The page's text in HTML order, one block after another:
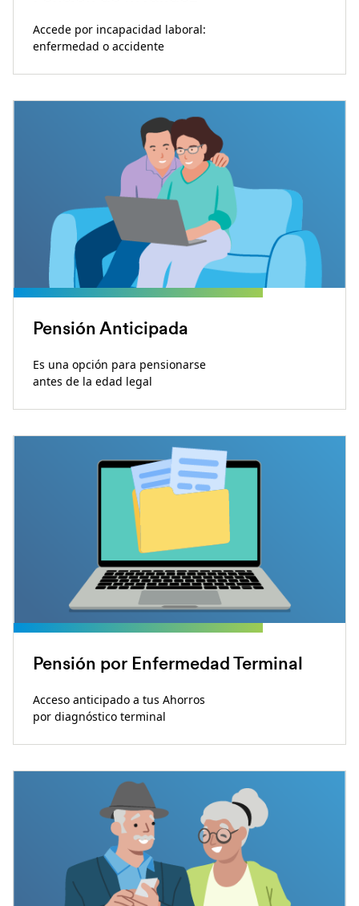
Accede por incapacidad laboral:
enfermedad o accidente
Pensión Anticipada
Es una opción para pensionarse
antes de la edad legal
Pensión por Enfermedad Terminal
Acceso anticipado a tus Ahorros
por diagnóstico terminal